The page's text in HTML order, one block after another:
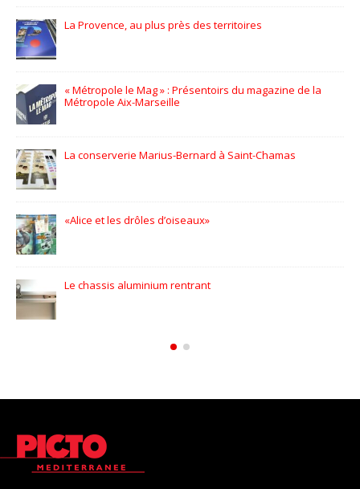
GPC Helmets – PLV en édition limitée
3 bis f à Aix-en-Provence
EFFIA, Stationnez en toute simplicité
L’Occitane en Provence – Flora Orchestra
Icônes automobiles l’expo